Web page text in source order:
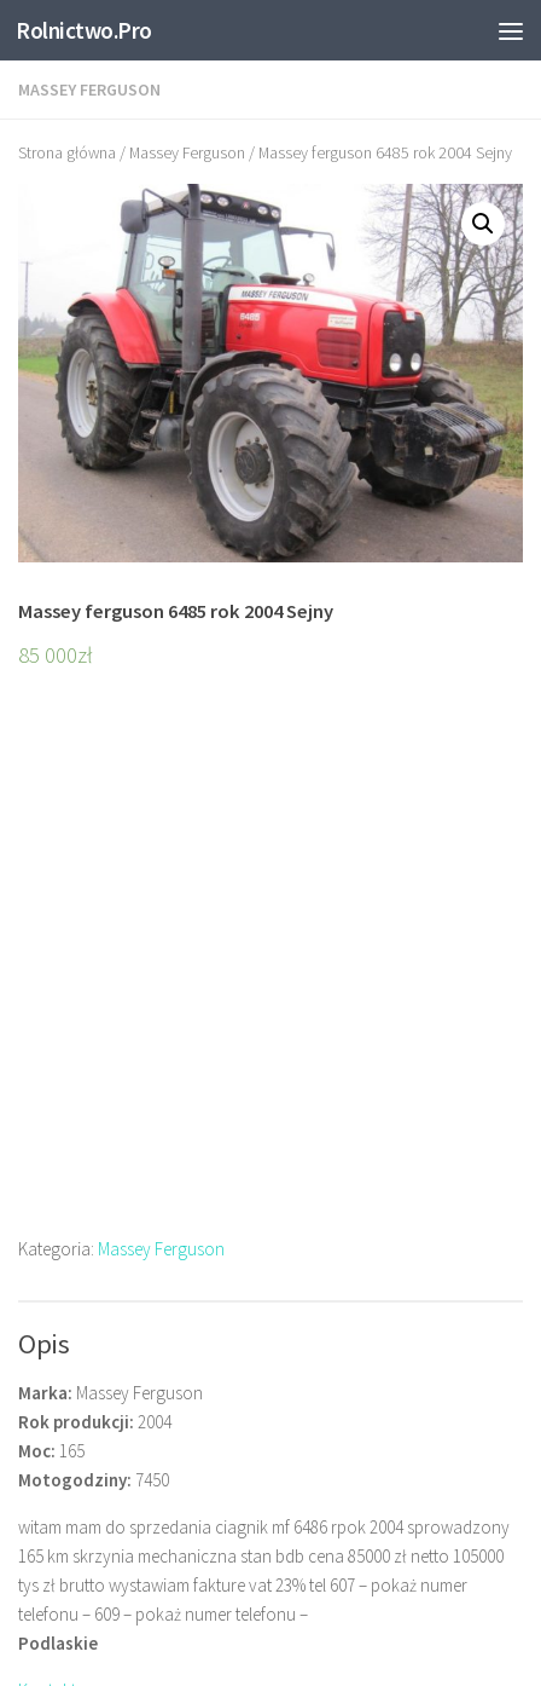
Skip to content
Rolnictwo.Pro
MASSEY FERGUSON
Strona główna / Massey Ferguson / Massey ferguson 6485 rok 2004 Sejny
Massey ferguson 6485 rok 2004 Sejny
85 000zł
Kategoria: Massey Ferguson
Opis
Marka: Massey Ferguson
Rok produkcji: 2004
Moc: 165
Motogodziny: 7450
witam mam do sprzedania ciagnik mf 6486 rpok 2004 sprowadzony
165 km skrzynia mechaniczna stan bdb cena 85000 zł netto 105000
tys zł brutto wystawiam fakture vat 23% tel 607 – pokaż numer
telefonu – 609 – pokaż numer telefonu –
Podlaskie